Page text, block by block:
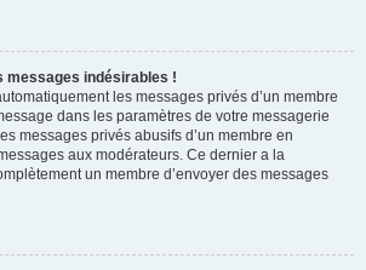
messages indésirables !
les messages privés d’un membre
dans les paramètres de votre messagerie
messages privés abusifs d’un membre en
aux modérateurs. Ce dernier a la
un membre d’envoyer des messages